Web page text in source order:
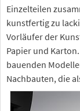
Einzelteilen
kunstfertig zu
Vorläufer der
Papier und
bauenden
Nachbauten, die